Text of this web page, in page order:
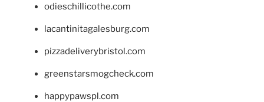
odieschillicothe.com
lacantinitagalesburg.com
pizzadeliverybristol.com
greenstarsmogcheck.com
happypawspl.com